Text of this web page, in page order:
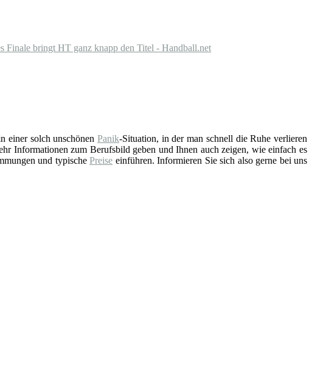
Finale bringt HT ganz knapp den Titel - Handball.net
einer solch unschönenPanik-Situation, in der man schnell die Ruhe verlieren
Informationen zum Berufsbild geben und Ihnen auch zeigen, wie einfach es
und typischePreise einführen. Informieren Sie sich also gerne bei uns